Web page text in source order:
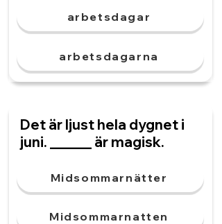
arbetsdagar
arbetsdagarna
Det är ljust hela dygnet i
juni. ______ är magisk.
Midsommarnätter
Midsommarnatten